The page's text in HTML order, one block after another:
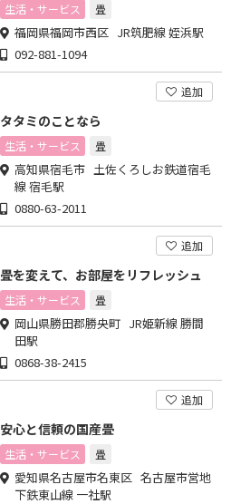
生活・サービス 畳
福岡県福岡市西区 JR筑肥線 姪浜駅
092-881-1094
追加
タタミのことなら
生活・サービス 畳
高知県宿毛市 土佐くろしお鉄道宿毛
線 宿毛駅
0880-63-2011
追加
畳を変えて、お部屋をリフレッシュ
生活・サービス 畳
岡山県勝田郡勝央町 JR姫新線 勝間
田駅
0868-38-2415
追加
安心と信頼の国産畳
生活・サービス 畳
愛知県名古屋市名東区 名古屋市営地
下鉄東山線 一社駅